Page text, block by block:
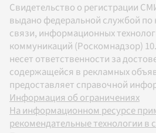
Свидетельство о регистрации
выдано федеральной службой по
связи, информационных
коммуникаций (Роскомнадзор)
несет ответственности за
содержащейся в рекламных
предоставляет справочной
Информация об ограничениях
На информационном ресурсе
рекомендательные технологии в